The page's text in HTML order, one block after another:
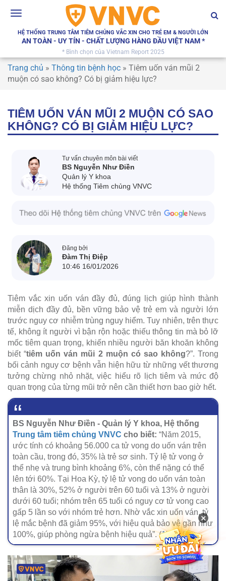
Toggle
HỆ THỐNG TRUNG TÂM TIÊM CHỦNG VẮC XIN CHO TRẺ EM & NGƯỜI LỚN
AN TOÀN - UY TÍN - CHẤT LƯỢNG HÀNG ĐẦU VIỆT NAM *
* Bình chọn của Vietnam Report 2025
Trang chủ » Thông tin bệnh học » Tiêm uốn ván mũi 2
muộn có sao không? Có bị giảm hiệu lực?
TIÊM UỐN VÁN MŨI 2 MUỘN CÓ SAO
KHÔNG? CÓ BỊ GIẢM HIỆU LỰC?
Tư vấn chuyên môn bài viết
BS Nguyễn Như Điền
Quản lý Y khoa
Hệ thống Tiêm chủng VNVC
Đăng bởi
Đàm Thị Điệp
10:46 16/01/2026
Tiêm vắc xin uốn ván đầy đủ, đúng lịch giúp hình thành
miễn dịch đầy đủ, bền vững bảo vệ trẻ em và người lớn
trước nguy cơ nhiễm trùng nguy hiểm. Tuy nhiên, trên thực
tế, không ít người vì bận rộn hoặc thiếu thông tin mà bỏ lỡ
mốc tiêm quan trọng, khiến nhiều người băn khoăn không
biết “tiêm uốn ván mũi 2 muộn có sao không?”. Trong
bối cảnh nguy cơ bệnh vẫn hiện hữu từ những vết thương
tưởng chừng nhỏ nhặt, việc hiểu rõ lịch tiêm và mức độ
quan trọng của từng mũi trở nên cần thiết hơn bao giờ hết.
BS Nguyễn Như Điền - Quản lý Y khoa, Hệ thống
Trung tâm tiêm chủng VNVC cho biết: “Năm 2015,
ước tính có khoảng 56.000 ca tử vong do uốn ván trên
toàn cầu, trong đó, 35% là trẻ sơ sinh. Tỷ lệ tử vong ở
thể nhẹ và trung bình khoảng 6%, còn thể nặng có thể
lên tới 60%. Tại Hoa Kỳ, tỷ lệ tử vong do uốn ván toàn
thân là 30%, 52% ở người trên 60 tuổi và 13% ở người
dưới 60 tuổi; nhóm trên 65 tuổi có nguy cơ tử vong cao
gấp 5 lần so với nhóm trẻ hơn. Nhờ vắc xin uốn ván, tỷ
lệ mắc bệnh đã giảm 95%, với hiệu quả bảo vệ gần như
100%, giúp phòng ngừa bệnh hiệu quả”. (1) (2) (3)
×